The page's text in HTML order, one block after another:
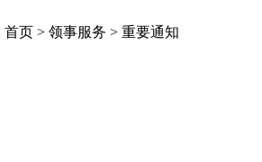
首页 > 领事服务 > 重要通知